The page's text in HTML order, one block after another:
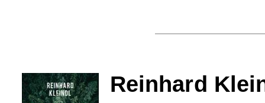
Reinhard